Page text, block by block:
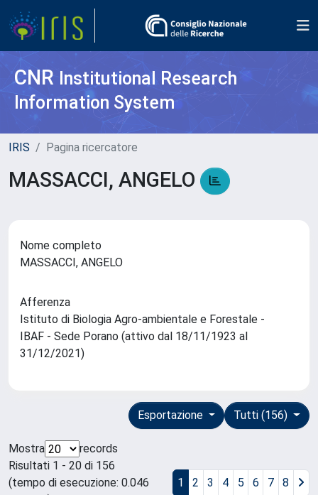
CNR Institutional Research
Information System
IRIS Pagina ricercatore
MASSACCI, ANGELO
Nome completo
MASSACCI, ANGELO
Afferenza
Istituto di Biologia Agro-ambientale e Forestale -
IBAF - Sede Porano (attivo dal 18/11/1923 al
31/12/2021)
Tutti (156)
Esportazione
Mostra
records
Risultati 1 - 20 di 156
(tempo di esecuzione: 0.046
1 2 3 4 5 6 7 8